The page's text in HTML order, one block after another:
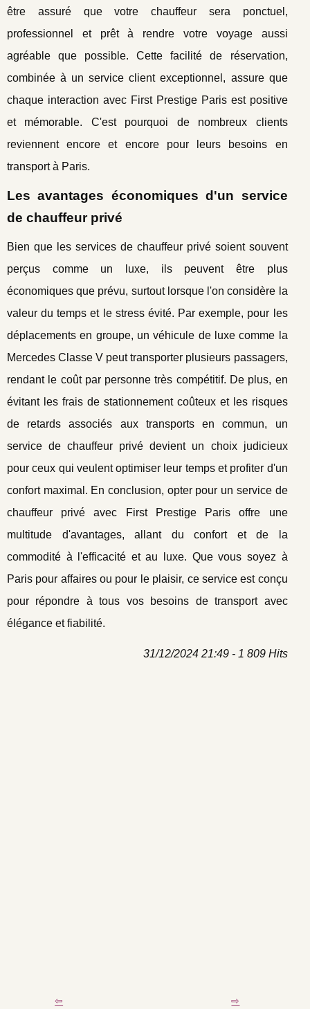
être assuré que votre chauffeur sera ponctuel,
professionnel et prêt à rendre votre voyage aussi
agréable que possible. Cette facilité de réservation,
combinée à un service client exceptionnel, assure que
chaque interaction avec First Prestige Paris est positive
et mémorable. C'est pourquoi de nombreux clients
reviennent encore et encore pour leurs besoins en
transport à Paris.
Les avantages économiques d'un service
de chauffeur privé
Bien que les services de chauffeur privé soient souvent
perçus comme un luxe, ils peuvent être plus
économiques que prévu, surtout lorsque l'on considère la
valeur du temps et le stress évité. Par exemple, pour les
déplacements en groupe, un véhicule de luxe comme la
Mercedes Classe V peut transporter plusieurs passagers,
rendant le coût par personne très compétitif. De plus, en
évitant les frais de stationnement coûteux et les risques
de retards associés aux transports en commun, un
service de chauffeur privé devient un choix judicieux
pour ceux qui veulent optimiser leur temps et profiter d'un
confort maximal. En conclusion, opter pour un service de
chauffeur privé avec First Prestige Paris offre une
multitude d'avantages, allant du confort et de la
commodité à l'efficacité et au luxe. Que vous soyez à
Paris pour affaires ou pour le plaisir, ce service est conçu
pour répondre à tous vos besoins de transport avec
élégance et fiabilité.
31/12/2024 21:49 - 1 809 Hits